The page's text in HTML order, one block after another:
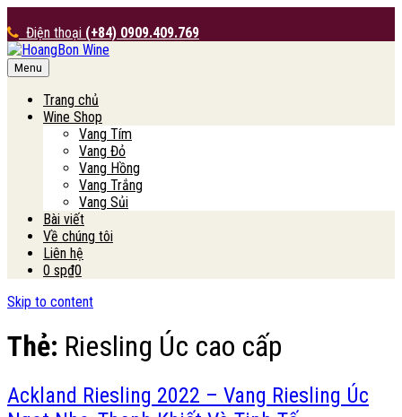
Điện thoại (+84) 0909.409.769
HoangBon Wine
Menu
Trang chủ
Wine Shop
Vang Tím
Vang Đỏ
Vang Hồng
Vang Trắng
Vang Sủi
Bài viết
Về chúng tôi
Liên hệ
0 sp₫0
Skip to content
Thẻ: Riesling Úc cao cấp
Ackland Riesling 2022 – Vang Riesling Úc